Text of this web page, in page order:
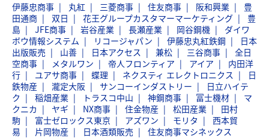
伊藤忠商事 丸紅 三菱商事 住友商事 阪和興業
豊
田通商
双日 花王グループカスタマーマーケティング
豊
島
JFE商事 岩谷産業 長瀬産業 岡谷鋼機
ダイワ
ボウ情報システム
リコージャパン 伊藤忠丸紅鉄鋼
日本
出版販売
山善 日本アクセス 兼松 三谷商事
全日
空商事
メタルワン 帝人フロンティア アイア
内田洋
行
ユアサ商事 蝶理 ネクスティ エレクトロニクス
日
鉄物産
瀧定大阪 サンコーインダストリー
日立ハイテ
ク
稲畑産業 トラスコ中山 神鋼商事 冨士機材
マ
クニカ
ヤギ NX商事 住金物産 松田産業
田村
駒
富士ゼロックス東京 アズワン モリタ
西本貿
易
片岡物産 日本酒類販売 住友商事マシネックス